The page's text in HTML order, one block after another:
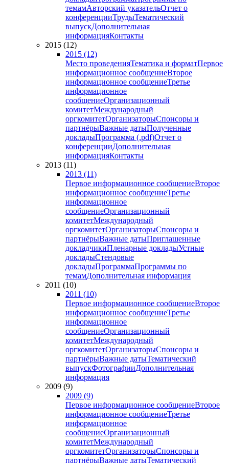
темамАвторский указательОтчет о
конференцииТрудыТематический
выпускДополнительная
информацияКонтакты
2015 (12)
2015 (12)
Место проведенияТематика и форматПервое
информационное сообщениеВторое
информационное сообщениеТретье
информационное
сообщениеОрганизационный
комитетМеждународный
оргкомитетОрганизаторыСпонсоры и
партнёрыВажные датыПолученные
докладыПрограмма (.pdf)Отчет о
конференцииДополнительная
информацияКонтакты
2013 (11)
2013 (11)
Первое информационное сообщениеВторое
информационное сообщениеТретье
информационное
сообщениеОрганизационный
комитетМеждународный
оргкомитетОрганизаторыСпонсоры и
партнёрыВажные датыПриглашенные
докладчикиПленарные докладыУстные
докладыСтендовые
докладыПрограммаПрограммы по
темамДополнительная информация
2011 (10)
2011 (10)
Первое информационное сообщениеВторое
информационное сообщениеТретье
информационное
сообщениеОрганизационный
комитетМеждународный
оргкомитетОрганизаторыСпонсоры и
партнёрыВажные датыТематический
выпускФотографииДополнительная
информация
2009 (9)
2009 (9)
Первое информационное сообщениеВторое
информационное сообщениеТретье
информационное
сообщениеОрганизационный
комитетМеждународный
оргкомитетОрганизаторыСпонсоры и
партнёрыВажные датыТематический